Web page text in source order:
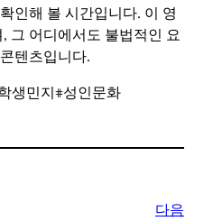
인해 볼 시간입니다. 이 영
그 어디에서도 불법적인 요
텐츠입니다.
생민지#성인문화
다음